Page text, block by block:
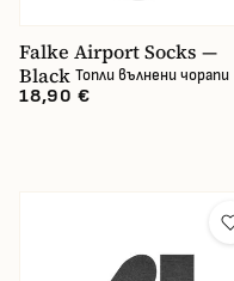
Falke Airport Socks —
Black Топли вълнени чорапи
18,90 €